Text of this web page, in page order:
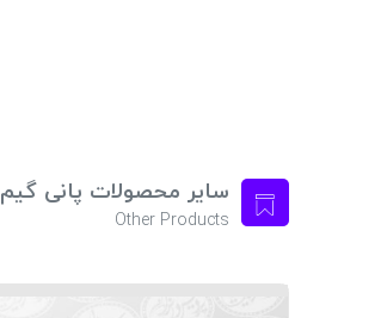
سایر محصولات پانی گیم
Other Products